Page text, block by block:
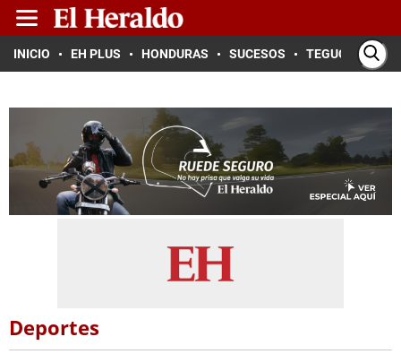
INICIO EH PLUS HONDURAS SUCESOS TEGUCIGALPA
Deportes